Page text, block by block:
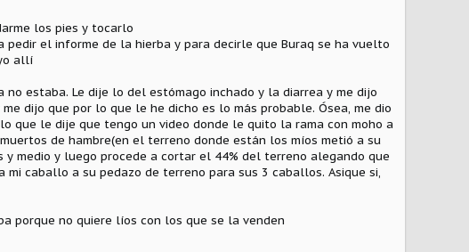
los pies y tocarlo
pedir el informe de la hierba y para decirle que Buraq se ha vuelto
allí
estaba. Le dije lo del estómago inchado y la diarrea y me dijo
dijo que por lo que le he dicho es lo más probable. Ósea, me dio
que le dije que tengo un video donde le quito la rama con moho a
de hambre(en el terreno donde están los míos metió a su
medio y luego procede a cortar el 44% del terreno alegando que
caballo a su pedazo de terreno para sus 3 caballos. Asique si,
porque no quiere líos con los que se la venden